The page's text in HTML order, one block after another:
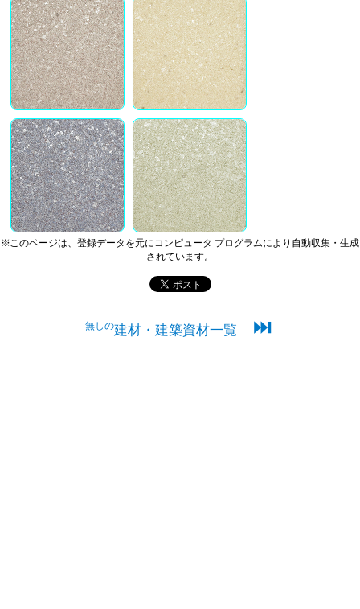
※このページは、登録データを元にコンピュータ プログラムにより自動収集・生成
されています。
無しの建材・建築資材一覧 ⏭